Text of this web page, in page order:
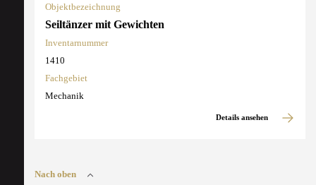
Objektbezeichnung
Seiltänzer mit Gewichten
Inventarnummer
1410
Fachgebiet
Mechanik
Details ansehen
Nach oben